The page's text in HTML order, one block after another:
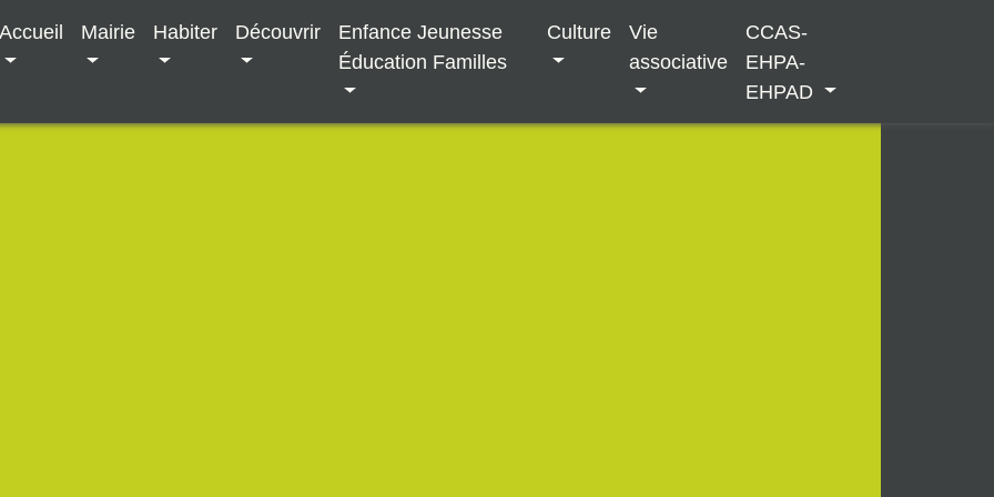
Accueil Mairie Habiter Découvrir
Enfance Jeunesse
Éducation Familles
Culture
Vie
associative
CCAS-
EHPA-
EHPAD